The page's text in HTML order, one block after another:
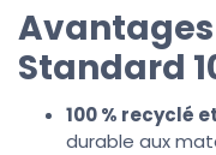
Standard
100 % recyclé
durable aux